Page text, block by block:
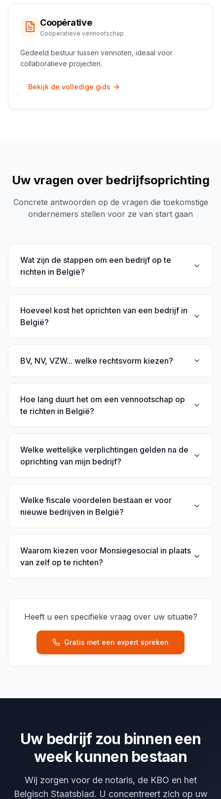
Coopérative
Coöperatieve vennootschap
Gedeeld bestuur tussen vennoten, ideaal voor
collaboratieve projecten.
Bekijk de volledige gids
Uw vragen over bedrijfsoprichting
Concrete antwoorden op de vragen die toekomstige
ondernemers stellen voor ze van start gaan
Wat zijn de stappen om een bedrijf op te
richten in België?
Hoeveel kost het oprichten van een bedrijf in
België?
BV, NV, VZW... welke rechtsvorm kiezen?
Hoe lang duurt het om een vennootschap op
te richten in België?
Welke wettelijke verplichtingen gelden na de
oprichting van mijn bedrijf?
Welke fiscale voordelen bestaan er voor
nieuwe bedrijven in België?
Waarom kiezen voor Monsiegesocial in plaats
van zelf op te richten?
Heeft u een specifieke vraag over uw situatie?
Gratis met een expert spreken
Uw bedrijf zou binnen een
week kunnen bestaan
Wij zorgen voor de notaris, de KBO en het
Belgisch Staatsblad. U concentreert zich op uw